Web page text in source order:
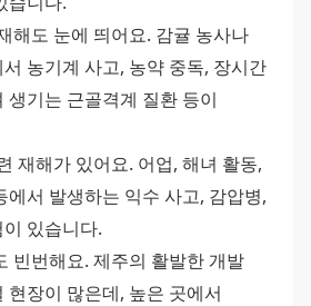
해도 눈에 띄어요. 감귤 농사나
농기계 사고, 농약 중독, 장시간
생기는 근골격계 질환 등이
재해가 있어요. 어업, 해녀 활동,
에서 발생하는 익수 사고, 감압병,
있습니다.
빈번해요. 제주의 활발한 개발
현장이 많은데, 높은 곳에서